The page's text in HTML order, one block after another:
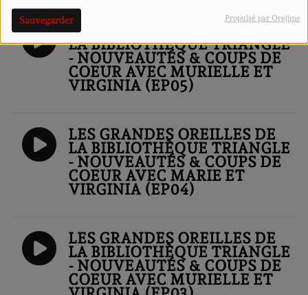
Sauvegarder Propulsé par Orejime
LES GRANDES OREILLES DE
LA BIBLIOTHÈQUE TRIANGLE
- NOUVEAUTÉS & COUPS DE
COEUR AVEC MURIELLE ET
VIRGINIA (EP05)
LES GRANDES OREILLES DE
LA BIBLIOTHÈQUE TRIANGLE
- NOUVEAUTÉS & COUPS DE
COEUR AVEC MARIE ET
VIRGINIA (EP04)
LES GRANDES OREILLES DE
LA BIBLIOTHÈQUE TRIANGLE
- NOUVEAUTÉS & COUPS DE
COEUR AVEC MURIELLE ET